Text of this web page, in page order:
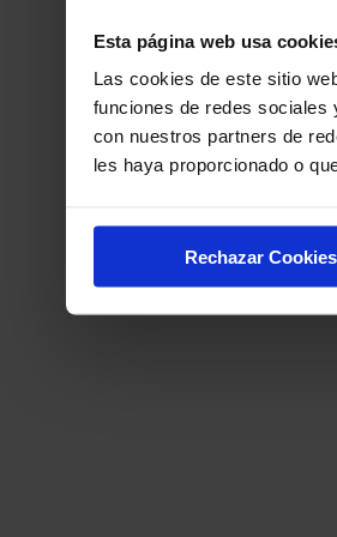
Esta página web usa
Las cookies de este sitio
funciones de redes sociales
con nuestros partners de
les haya proporcionado o
Rechazar Cookies